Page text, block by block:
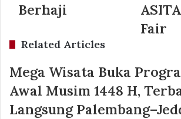
Berhaji
Fair
Related Articles
Mega Wisata Buka
Awal Musim 1448 H,
Langsung